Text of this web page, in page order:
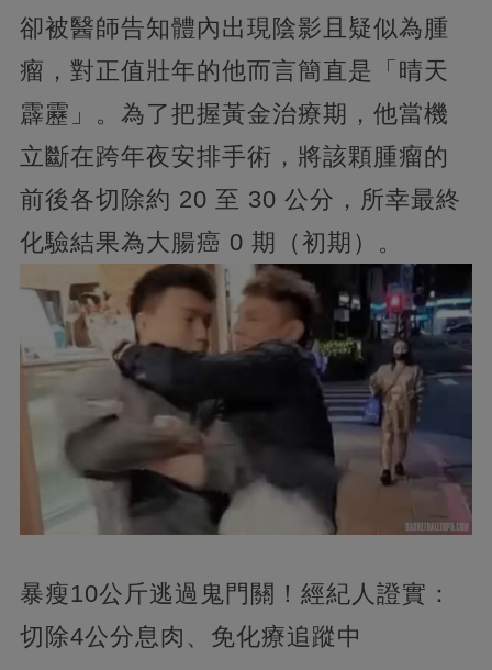
卻被醫師告知體內出現陰影且疑似為腫
瘤，對正值壯年的他而言簡直是「晴天
霹靂」。為了把握黃金治療期，他當機
立斷在跨年夜安排手術，將該顆腫瘤的
前後各切除約 20 至 30 公分，所幸最終
化驗結果為大腸癌 0 期（初期）。
暴瘦10公斤逃過鬼門關！經紀人證實：
切除4公分息肉、免化療追蹤中